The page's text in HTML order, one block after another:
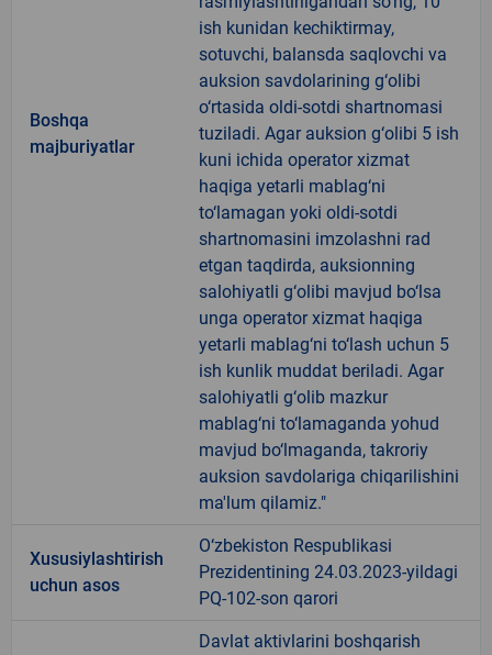
Boshqa
majburiyatlar
ish kunidan kechiktirmay,
sotuvchi, balansda saqlovchi va
auksion savdolarining g‘olibi
o‘rtasida oldi-sotdi shartnomasi
tuziladi. Agar auksion g‘olibi 5 ish
kuni ichida operator xizmat
haqiga yetarli mablag‘ni
to‘lamagan yoki oldi-sotdi
shartnomasini imzolashni rad
etgan taqdirda, auksionning
salohiyatli g‘olibi mavjud bo‘lsa
unga operator xizmat haqiga
yetarli mablag‘ni to‘lash uchun 5
ish kunlik muddat beriladi. Agar
salohiyatli g‘olib mazkur
mablag‘ni to‘lamaganda yohud
mavjud bo‘lmaganda, takroriy
auksion savdolariga chiqarilishini
ma'lum qilamiz."
Xususiylashtirish
uchun asos
O‘zbekiston Respublikasi
Prezidentining 24.03.2023-yildagi
PQ-102-son qarori
Davlat aktivlarini boshqarish